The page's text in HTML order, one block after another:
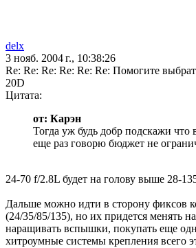
delx
3 нояб. 2004 г., 10:38:26
Re: Re: Re: Re: Re: Re: Помогите
20D
Цитата:
от: Карэн
Тогда уж будь добр подскажи что
еще раз говорю бюджет не
24-70 f/2.8L будет на голову выше 28-
Дальше можно идти в сторону фиксов
(24/35/85/135), но их придется менять
наращивать вспышки, покупать еще
хитроумные системы крепления всего